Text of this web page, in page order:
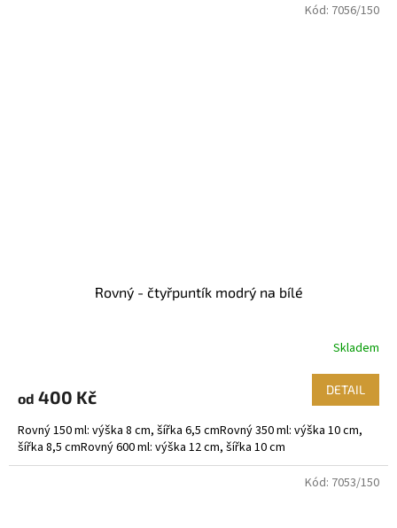
Rovný - čtyřpuntík modrý na bílé
Skladem
od 400 Kč DETAIL
Rovný 150 ml: výška 8 cm, šířka 6,5 cmRovný 350 ml: výška 10 cm,
šířka 8,5 cmRovný 600 ml: výška 12 cm, šířka 10 cm
Kód: 7056/150
Kód: 7053/150